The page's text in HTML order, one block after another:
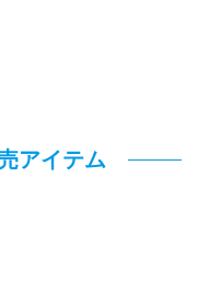
アイテム